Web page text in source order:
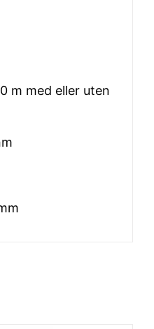
m med eller uten